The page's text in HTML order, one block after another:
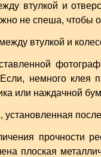
втулкой и
не спеша, чтобы
немного клея
или наждачной
прочности
плоская